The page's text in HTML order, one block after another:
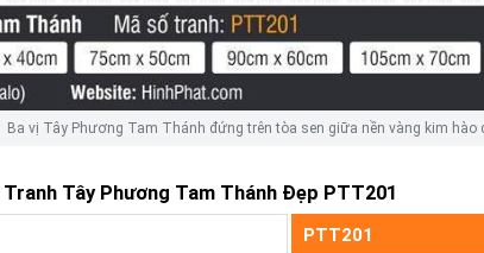
Ba vị Tây Phương Tam Thánh đứng trên tòa sen giữa nền vàng kim hào
Tranh Tây Phương Tam Thánh Đẹp PTT201
PTT201